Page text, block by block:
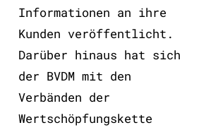
Informationen an ihre
Kunden veröffentlicht.
Darüber hinaus hat sich
der BVDM mit den
Verbänden der
Wertschöpfungskette